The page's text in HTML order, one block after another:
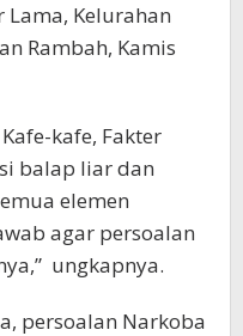
Lama, Kelurahan
Rambah, Kamis
kafe, Fakter
balap liar dan
elemen
agar persoalan
ungkapnya.
persoalan Narkoba